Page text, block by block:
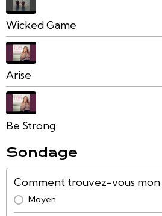
Wicked Game
Arise
Be Strong
Sondage
Comment trouvez-vous mon
Moyen